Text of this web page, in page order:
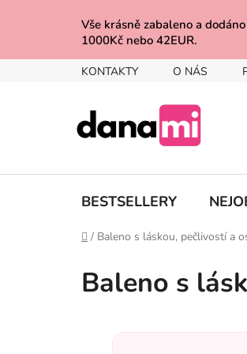
Vše krásně zabaleno a
1000Kč nebo 42EUR.
KONTAKTY O NÁS
BESTSELLERY
Domů
/ Baleno s láskou, pečlivostí a
Baleno s